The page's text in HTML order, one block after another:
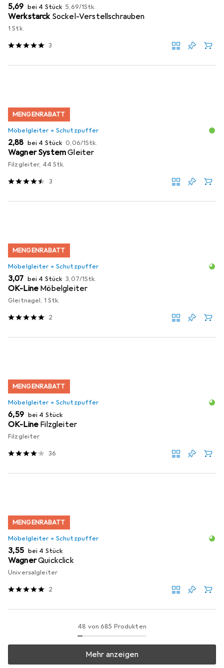
EUR
5,69 bei 4 Stück EUR
5,69/1Stk.
Werkstarck Sockel-Verstellschrauben
1 Stk.
3
MENGENRABATT
Möbelgleiter + Schutzpuffer
EUR
2,88 bei 4 Stück EUR
0,06/1Stk.
Wagner SystemGleiter
Filzgleiter, 44 Stk.
3
MENGENRABATT
Möbelgleiter + Schutzpuffer
EUR
3,07 bei 4 Stück EUR
3,07/1Stk.
OK-Line Möbelgleiter
Gleitnagel, 1 Stk.
2
MENGENRABATT
Möbelgleiter + Schutzpuffer
EUR
6,59 bei 4 Stück
OK-Line Filzgleiter
Filzgleiter
36
MENGENRABATT
Möbelgleiter + Schutzpuffer
EUR
3,55 bei 4 Stück
WagnerQuickclick
Universalgleiter
2
48 von 685 Produkten
Mehr anzeigen